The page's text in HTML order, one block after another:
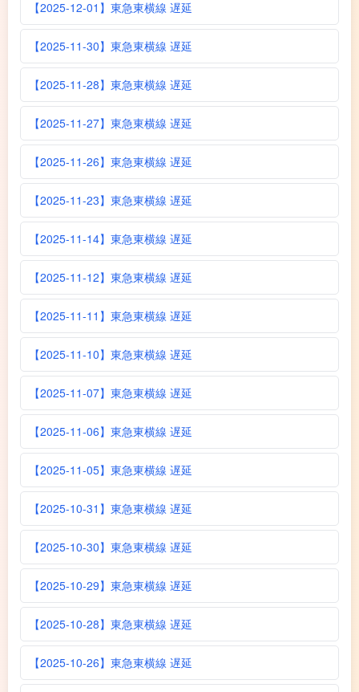
【2025-12-01】東急東横線 遅延
【2025-11-30】東急東横線 遅延
【2025-11-28】東急東横線 遅延
【2025-11-27】東急東横線 遅延
【2025-11-26】東急東横線 遅延
【2025-11-23】東急東横線 遅延
【2025-11-14】東急東横線 遅延
【2025-11-12】東急東横線 遅延
【2025-11-11】東急東横線 遅延
【2025-11-10】東急東横線 遅延
【2025-11-07】東急東横線 遅延
【2025-11-06】東急東横線 遅延
【2025-11-05】東急東横線 遅延
【2025-10-31】東急東横線 遅延
【2025-10-30】東急東横線 遅延
【2025-10-29】東急東横線 遅延
【2025-10-28】東急東横線 遅延
【2025-10-26】東急東横線 遅延